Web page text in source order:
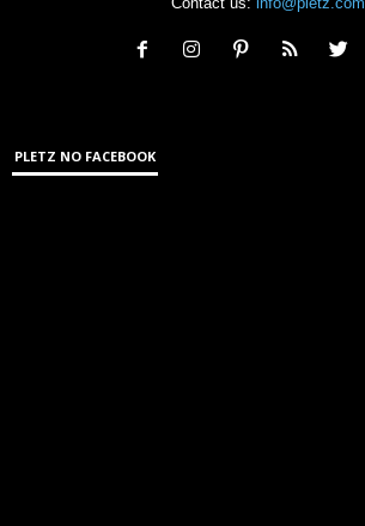
PLETZ NO FACEBOOK